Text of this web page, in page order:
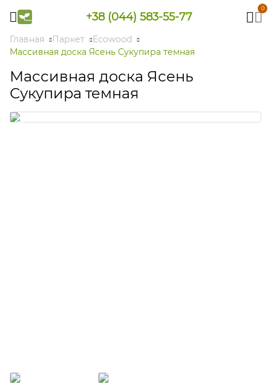
+38 (044) 583-55-77
0
Главная Паркет
Ecowood
Массивная доска Ясень Сукупира темная
Массивная доска Ясень
Сукупира темная